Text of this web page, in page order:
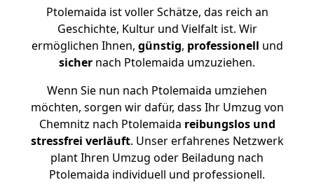
Ptolemaida ist voller Schätze, das reich an
Geschichte, Kultur und Vielfalt ist. Wir
ermöglichen Ihnen, günstig, professionell und
sicher nach Ptolemaida umzuziehen.
Wenn Sie nun nach Ptolemaida umziehen
möchten, sorgen wir dafür, dass Ihr Umzug von
Chemnitz nach Ptolemaida reibungslos und
stressfrei verläuft. Unser erfahrenes Netzwerk
plant Ihren Umzug oder Beiladung nach
Ptolemaida individuell und professionell.